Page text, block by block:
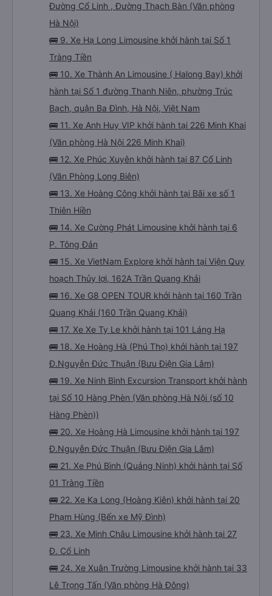
Đường Cổ Linh , Đường Thạch Bàn (Văn phòng
Hà Nội)
🚌 9. Xe Hạ Long Limousine khởi hành tại Số 1
Tràng Tiền
🚌 10. Xe Thành An Limousine ( Halong Bay) khởi
hành tại Số 1 đường Thanh Niên, phường Trúc
Bạch, quận Ba Đình, Hà Nội, Việt Nam
🚌 11. Xe Anh Huy VIP khởi hành tại 226 Minh Khai
(Văn phòng Hà Nội 226 Minh Khai)
🚌 12. Xe Phúc Xuyên khởi hành tại 87 Cổ Linh
(Văn Phòng Long Biên)
🚌 13. Xe Hoàng Công khởi hành tại Bãi xe số 1
Thiên Hiền
🚌 14. Xe Cường Phát Limousine khởi hành tại 6
P. Tông Đản
🚌 15. Xe VietNam Explore khởi hành tại Viện Quy
hoạch Thủy lợi, 162A Trần Quang Khải
🚌 16. Xe G8 OPEN TOUR khởi hành tại 160 Trần
Quang Khải (160 Trần Quang Khải)
🚌 17. Xe Xe Ty Le khởi hành tại 101 Láng Hạ
🚌 18. Xe Hoàng Hà (Phú Thọ) khởi hành tại 197
Đ.Nguyễn Đức Thuận (Bưu Điện Gia Lâm)
🚌 19. Xe Ninh Bình Excursion Transport khởi hành
tại Số 10 Hàng Phèn (Văn phòng Hà Nội (số 10
Hàng Phèn))
🚌 20. Xe Hoàng Hà Limousine khởi hành tại 197
Đ.Nguyễn Đức Thuận (Bưu Điện Gia Lâm)
🚌 21. Xe Phú Bình (Quảng Ninh) khởi hành tại Số
01 Tràng Tiền
🚌 22. Xe Ka Long (Hoàng Kiên) khởi hành tại 20
Phạm Hùng (Bến xe Mỹ Đình)
🚌 23. Xe Minh Châu Limousine khởi hành tại 27
Đ. Cổ Linh
🚌 24. Xe Xuân Trường Limousine khởi hành tại 33
Lê Trọng Tấn (Văn phòng Hà Đông)